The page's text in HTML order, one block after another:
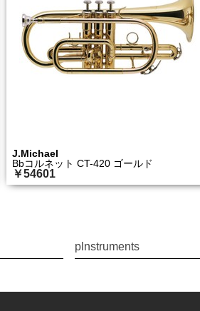
J.Michael
Bbコルネット CT-420 ゴールド
￥54601
plnstruments